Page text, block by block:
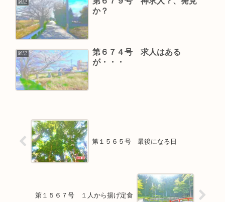
雑記
か？
雑記
第６７４号 求人はある
が・・・
第１５６５号 最後になる日
第１５６７号 １人から揚げ定食